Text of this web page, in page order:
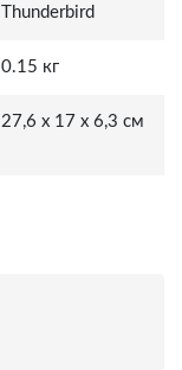
Thunderbird
0.15 кг
27,6 x 17 x 6,3 см